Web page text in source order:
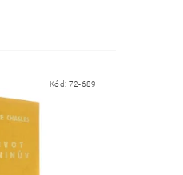
Kód: 72-689